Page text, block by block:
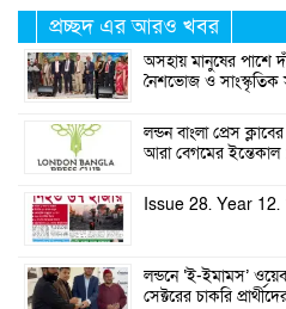
প্রচ্ছদ এর আরও খবর
অসহায় মানুষের পাশে
নৈশভোজ ও সাংস্কৃতিক
লন্ডন বাংলা প্রেস
আরা বেগমের
Issue 28. Year
লন্ডনে ‘ই-ইমামস’
সেক্টরের চাকরি